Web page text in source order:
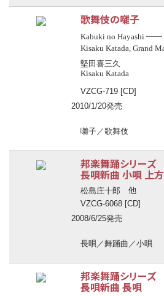
歌舞伎の囃子
Kabuki no Hayashi ──
Kisaku Katada, Grand
堅田喜三久
Kisaku Katada
VZCG-719 [CD]
2010/1/20発売
囃子／歌舞伎
邦楽舞踊シリーズ
長唄新曲 小唄 上
松島庄十郎 他
VZCG-6068 [CD]
2008/6/25発売
長唄／舞踊曲／小唄
邦楽舞踊シリーズ
長唄新曲 長唄